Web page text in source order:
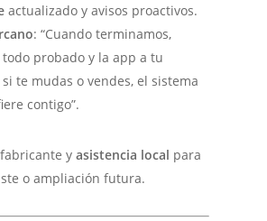
actualizado y avisos proactivos.
: “Cuando terminamos,
probado y la app a tu
te mudas o vendes, el sistema
contigo”.
yasistencia local para
o ampliación futura.